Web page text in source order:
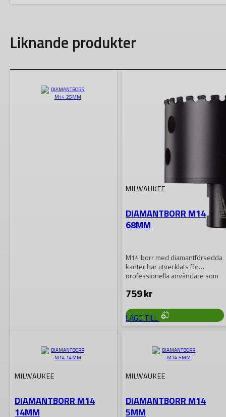
Liknande produkter
MILWAUKEE
25MM
M14 borr med diamantförsedda
MILWAUKEE
DIAMANTBORR M14
68MM
M14 borr med diamantförsedda
kanter har utvecklats för
professionella användare som
759kr
LÄGG TILL
MILWAUKEE
DIAMANTBORR M14
14MM
MILWAUKEE
DIAMANTBORR M14
5MM